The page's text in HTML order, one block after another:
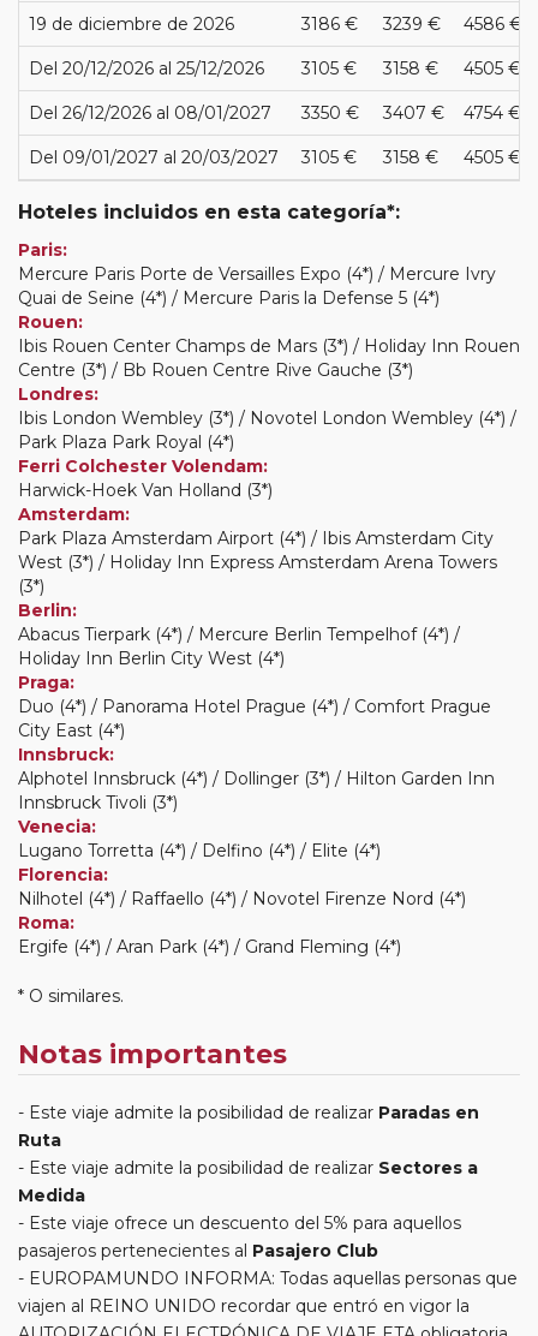
19 de diciembre de 2026 3186 € 3239 € 4586 €
Del 20/12/2026 al 25/12/2026 3105 € 3158 € 4505 €
Del 26/12/2026 al 08/01/2027 3350 € 3407 € 4754 €
Del 09/01/2027 al 20/03/2027 3105 € 3158 € 4505 €
Hoteles incluidos en esta categoría*:
Paris:
Mercure Paris Porte de Versailles Expo (4*) / Mercure Ivry
Quai de Seine (4*) / Mercure Paris la Defense 5 (4*)
Rouen:
Ibis Rouen Center Champs de Mars (3*) / Holiday Inn Rouen
Centre (3*) / Bb Rouen Centre Rive Gauche (3*)
Londres:
Ibis London Wembley (3*) / Novotel London Wembley (4*) /
Park Plaza Park Royal (4*)
Ferri Colchester Volendam:
Harwick-Hoek Van Holland (3*)
Amsterdam:
Park Plaza Amsterdam Airport (4*) / Ibis Amsterdam City
West (3*) / Holiday Inn Express Amsterdam Arena Towers
(3*)
Berlin:
Abacus Tierpark (4*) / Mercure Berlin Tempelhof (4*) /
Holiday Inn Berlin City West (4*)
Praga:
Duo (4*) / Panorama Hotel Prague (4*) / Comfort Prague
City East (4*)
Innsbruck:
Alphotel Innsbruck (4*) / Dollinger (3*) / Hilton Garden Inn
Innsbruck Tivoli (3*)
Venecia:
Lugano Torretta (4*) / Delfino (4*) / Elite (4*)
Florencia:
Nilhotel (4*) / Raffaello (4*) / Novotel Firenze Nord (4*)
Roma:
Ergife (4*) / Aran Park (4*) / Grand Fleming (4*)
* O similares.
Notas importantes
Este viaje admite la posibilidad de realizar Paradas en
Ruta
Este viaje admite la posibilidad de realizar Sectores a
Medida
Este viaje ofrece un descuento del 5% para aquellos
pasajeros pertenecientes al Pasajero Club
EUROPAMUNDO INFORMA: Todas aquellas personas que
viajen al REINO UNIDO recordar que entró en vigor la